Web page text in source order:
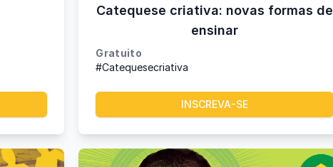
Catequese criativa: novas formas de
ensinar
Gratuito
#Catequesecriativa
INSCREVA-SE